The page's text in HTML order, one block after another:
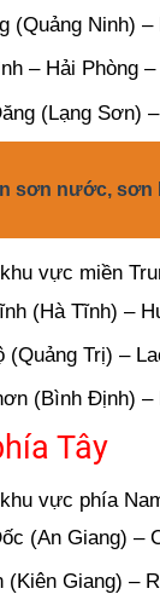
(Quảng Ninh)
– Hải Phòng
(Lạng Sơn)
sơn nước, sơn
vực miền
(Hà Tĩnh) –
(Quảng Trị) –
(Bình Định)
Tây
vực phía
(An Giang) –
(Kiên Giang) –